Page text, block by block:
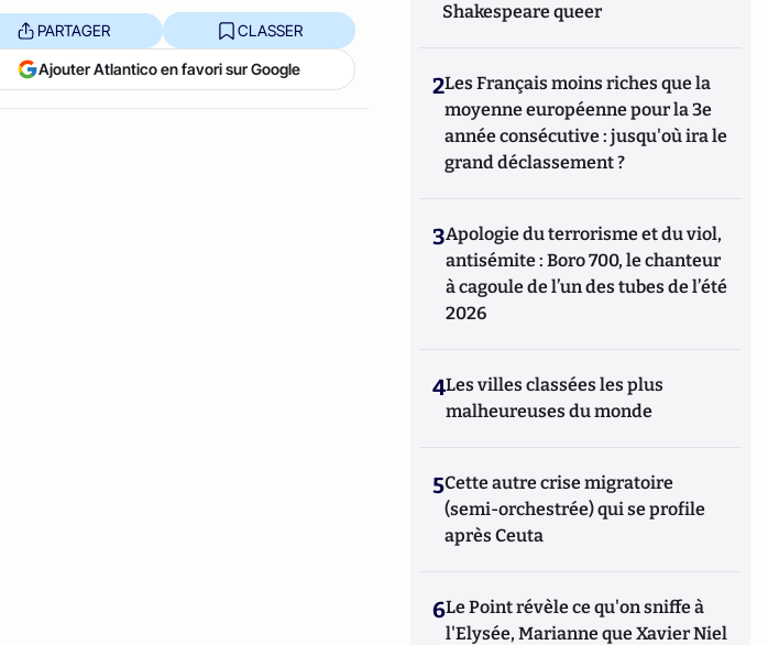
PARTAGER CLASSER
Ajouter Atlantico en favori sur Google
Shakespeare queer
2Les Français moins riches que la
moyenne européenne pour la 3e
année consécutive : jusqu'où ira le
grand déclassement ?
3Apologie du terrorisme et du viol,
antisémite : Boro 700, le chanteur
à cagoule de l’un des tubes de l’été
2026
4Les villes classées les plus
malheureuses du monde
5Cette autre crise migratoire
(semi-orchestrée) qui se profile
après Ceuta
6Le Point révèle ce qu'on sniffe à
l'Elysée, Marianne que Xavier Niel